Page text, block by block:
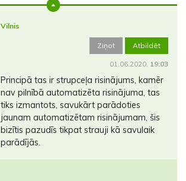
Vilnis
Ziņot Atbildēt
01.06.2020. 19:03
Principā tas ir strupceļa risinājums, kamēr
nav pilnībā automatizēta risinājuma, tas
tiks izmantots, savukārt parādoties
jaunam automatizētam risinājumam, šis
bizītis pazudīs tikpat strauji kā savulaik
parādījās.